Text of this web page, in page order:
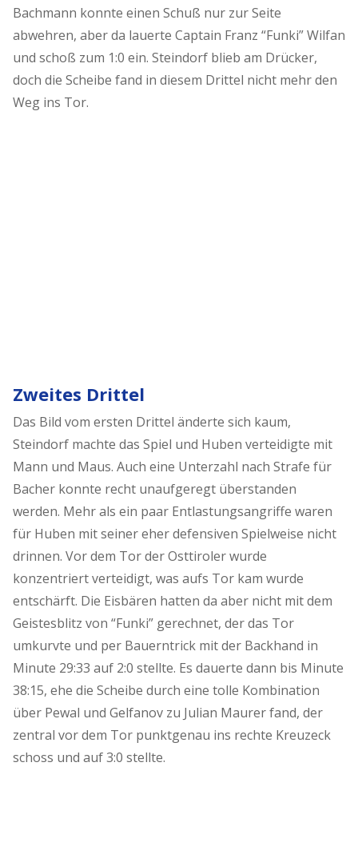
Bachmann konnte einen Schuß nur zur Seite
abwehren, aber da lauerte Captain Franz “Funki” Wilfan
und schoß zum 1:0 ein. Steindorf blieb am Drücker,
doch die Scheibe fand in diesem Drittel nicht mehr den
Weg ins Tor.
Zweites Drittel
Das Bild vom ersten Drittel änderte sich kaum,
Steindorf machte das Spiel und Huben verteidigte mit
Mann und Maus. Auch eine Unterzahl nach Strafe für
Bacher konnte recht unaufgeregt überstanden
werden. Mehr als ein paar Entlastungsangriffe waren
für Huben mit seiner eher defensiven Spielweise nicht
drinnen. Vor dem Tor der Osttiroler wurde
konzentriert verteidigt, was aufs Tor kam wurde
entschärft. Die Eisbären hatten da aber nicht mit dem
Geistesblitz von “Funki” gerechnet, der das Tor
umkurvte und per Bauerntrick mit der Backhand in
Minute 29:33 auf 2:0 stellte. Es dauerte dann bis Minute
38:15, ehe die Scheibe durch eine tolle Kombination
über Pewal und Gelfanov zu Julian Maurer fand, der
zentral vor dem Tor punktgenau ins rechte Kreuzeck
schoss und auf 3:0 stellte.